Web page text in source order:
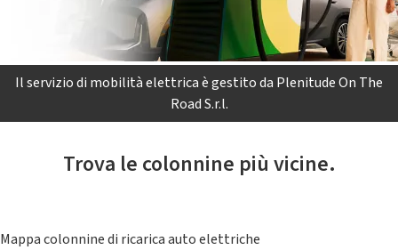
Il servizio di mobilità elettrica è gestito da Plenitude On The
Road S.r.l.
Trova le colonnine più vicine.
Mappa colonnine di ricarica auto elettriche